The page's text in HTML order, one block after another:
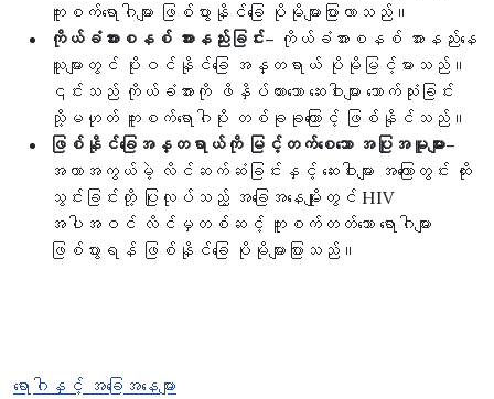
ကူးစက်ရောဂါများ ဖြစ်ပွားနိုင်ခြေ ပိုမိုများပြားလာသည်။
ကိုယ်ခံအားစနစ် အားနည်းခြင်း– ကိုယ်ခံအားစနစ် အားနည်းနေ
သူများတွင် ပိုးဝင်နိုင်ခြေ အန္တရာယ် ပိုမိုမြင့်မားသည်။
၎င်းသည် ကိုယ်ခံအားကို ဖိနှိပ်ထားသော ဆေးဝါးများ သောက်သုံးခြင်း
သို့မဟုတ် ကူးစက်ရောဂါပိုး တစ်ခုခုကြောင့် ဖြစ်နိုင်သည်။
ဖြစ်နိုင်ခြေအန္တရာယ်ကို မြင့်တက်စေသော အပြုအမူများ–
အကာအကွယ်မဲ့ လိင်ဆက်ဆံခြင်းနှင့် ဆေးဝါးများ အကြောတွင်း ထိုး
သွင်းခြင်းတို့ ပြုလုပ်သည့် အခြေအနေမျိုးတွင် HIV
အပါအဝင် လိင်မှတစ်ဆင့် ကူးစက်တတ်သော ရောဂါများ
ဖြစ်ပွားရန် ဖြစ်နိုင်ခြေ ပိုမိုများပြားသည်။
ရောဂါနှင့် အခြေအနေများ